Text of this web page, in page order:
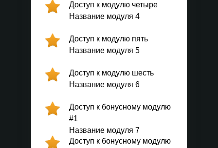
Доступ к модулю четыре
Название модуля 4
Доступ к модулю пять
Название модуля 5
Доступ к модулю шесть
Название модуля 6
Доступ к бонусному модулю
#1
Название модуля 7
Доступ к бонусному модулю